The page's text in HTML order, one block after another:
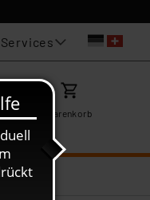
Services
Merkzettel Warenkorb